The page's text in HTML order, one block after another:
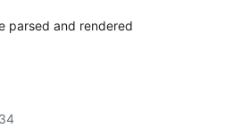
parsed and rendered